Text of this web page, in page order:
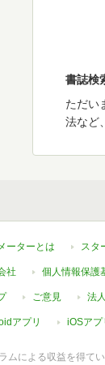
書誌検
ただい
法など
ーターとは スタ
社 個人情報保護
ご意見 法
アプリ iOSアプ
ムによる収益を得て